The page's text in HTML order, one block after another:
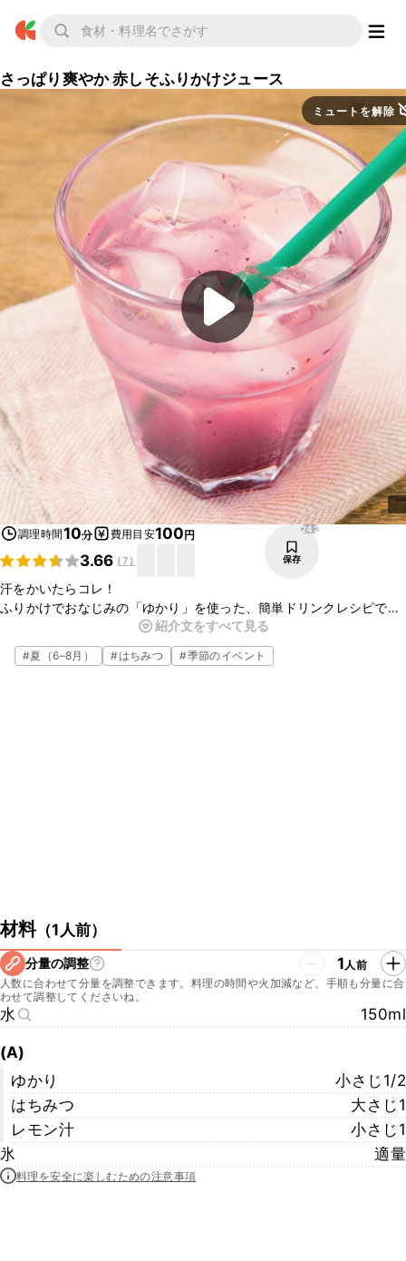
さっぱり爽やか 赤しそふりかけジュース
ミュートを解除
調理時間10分 費用目安100円
3.66 (7)
242
保存
汗をかいたらコレ！
ふりかけでおなじみの「ゆかり」を使った、簡単ドリンクレシピで
白いごはんにかけるだけじゃもったいない。
実はこんな使い方もあるんです。
紹介文をすべて見る
#夏（6–8月） #はちみつ #季節のイベント
材料（1人前）
分量の調整 1人前
人数に合わせて分量を調整できます。料理の時間や火加減など、手順も分量に合
わせて調整してくださいね。
水 150ml
(A)
ゆかり
小さじ1/2
はちみつ
大さじ1
レモン汁
小さじ1
氷
適量
料理を安全に楽しむための注意事項